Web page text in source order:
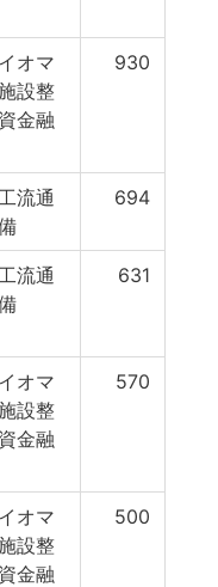
オマ
設整
金融
930
流通
694
流通
631
オマ
設整
金融
570
オマ
設整
金融
500